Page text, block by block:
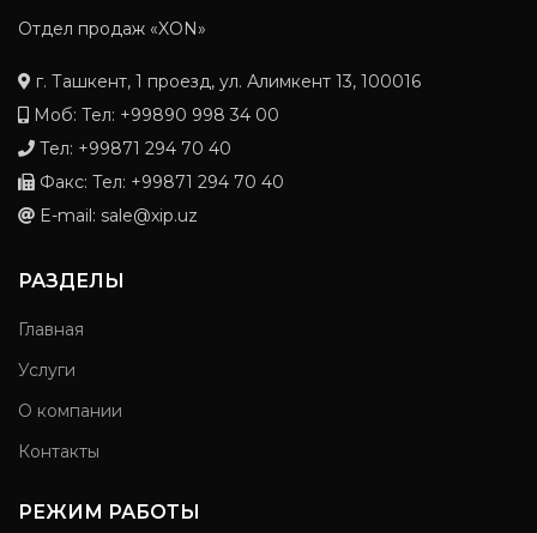
Отдел продаж «XON»
г. Ташкент, 1 проезд, ул. Алимкент 13, 100016
Моб: Тел: +99890 998 34 00
Тел: +99871 294 70 40
Факс: Тел: +99871 294 70 40
E-mail: sale@xip.uz
РАЗДЕЛЫ
Главная
Услуги
О компании
Контакты
РЕЖИМ РАБОТЫ